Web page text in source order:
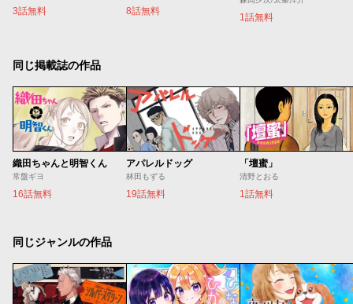
3話無料 8話無料
1話無料
同じ掲載誌の作品
織田ちゃんと明智くん
常盤ギヨ
16話無料
アパレルドッグ
林田もずる
19話無料
「壇蜜」
清野とおる
1話無料
同じジャンルの作品